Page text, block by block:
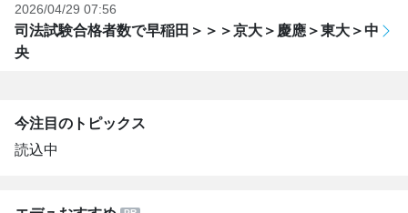
2026/04/29 07:56
司法試験合格者数で早稲田＞＞＞京大＞慶應＞東大＞中
央
今注目のトピックス
読込中